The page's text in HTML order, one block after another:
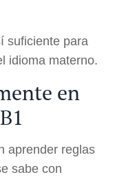
suficiente para
idioma materno.
en
aprender reglas
sabe con